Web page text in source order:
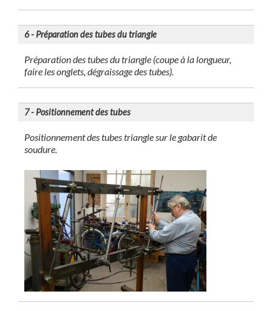
6 - Préparation des tubes du triangle
Préparation des tubes du triangle (coupe à la longueur,
faire les onglets, dégraissage des tubes).
7 - Positionnement des tubes
Positionnement des tubes triangle sur le gabarit de
soudure.